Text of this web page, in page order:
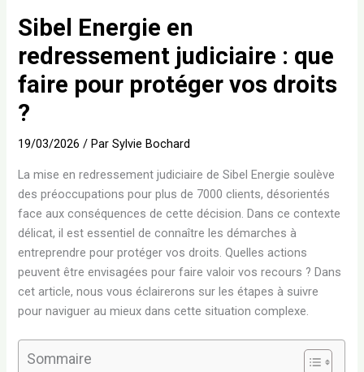
Sibel Energie en
redressement judiciaire : que
faire pour protéger vos droits
?
19/03/2026/ ParSylvie Bochard
La mise en redressement judiciaire de Sibel Energie soulève
des préoccupations pour plus de 7000 clients, désorientés
face aux conséquences de cette décision. Dans ce contexte
délicat, il est essentiel de connaître les démarches à
entreprendre pour protéger vos droits. Quelles actions
peuvent être envisagées pour faire valoir vos recours ? Dans
cet article, nous vous éclairerons sur les étapes à suivre
pour naviguer au mieux dans cette situation complexe.
Sommaire